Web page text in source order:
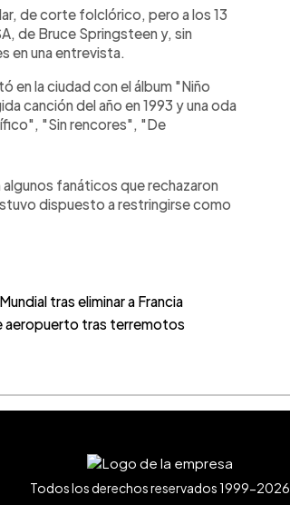
de corte folclórico, pero a los 13
de Bruce Springsteen y, sin
en una entrevista.
en la ciudad con el álbum "Niño
canción del año en 1993 y una oda
"Sin rencores", "De
fanáticos que rechazaron
dispuesto a restringirse como
tras eliminar a Francia
aeropuerto tras terremotos
Todos los derechos reservados 1999-2026